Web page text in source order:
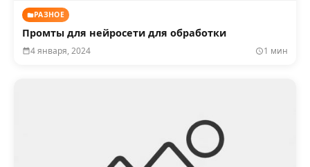
РАЗНОЕ
Промты для нейросети для обработки
4 января, 2024 1 мин